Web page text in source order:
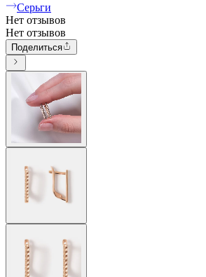
Серьги
Нет отзывов
Нет отзывов
Поделиться